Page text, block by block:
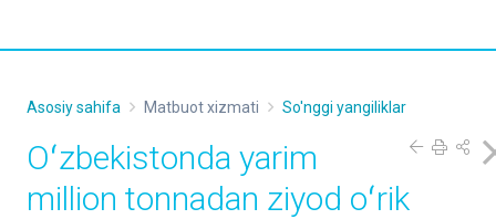
Asosiy sahifa Matbuot xizmati So'nggi yangiliklar
Oʻzbekistonda yarim
million tonnadan ziyod oʻrik